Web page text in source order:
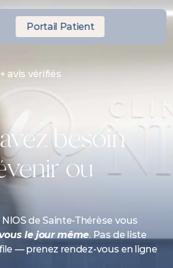
Portail Patient
avis vérifiés
journée
besoin
ou
de Sainte-Thérèse vous
le jour même. Pas de liste
— prenez rendez-vous en ligne